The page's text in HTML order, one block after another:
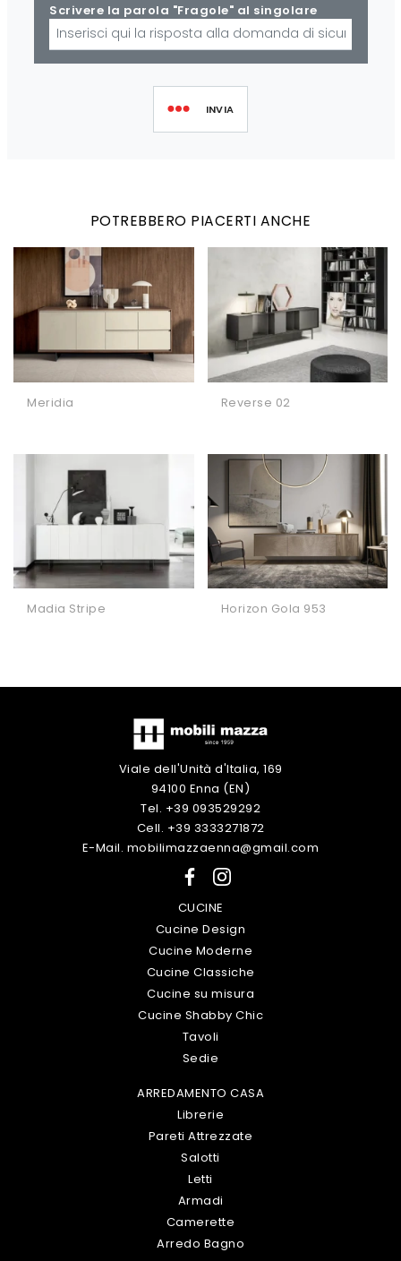
Scrivere la parola "Fragole" al singolare
INVIA
POTREBBERO PIACERTI ANCHE
Meridia Reverse 02
Madia Stripe Horizon Gola 953
Viale dell'Unità d'Italia, 169
94100 Enna (EN)
Tel. +39 093529292
Cell. +39 3333271872
E-Mail. mobilimazzaenna@gmail.com
CUCINE
Cucine Design
Cucine Moderne
Cucine Classiche
Cucine su misura
Cucine Shabby Chic
Tavoli
Sedie
ARREDAMENTO CASA
Librerie
Pareti Attrezzate
Salotti
Letti
Armadi
Camerette
Arredo Bagno